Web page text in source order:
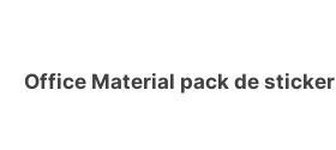
Office Material pack de sticker